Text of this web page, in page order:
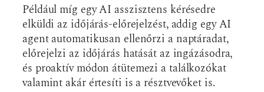
Például míg egy AI asszisztens kérésedre
elküldi az időjárás-előrejelzést, addig egy AI
agent automatikusan ellenőrzi a naptáradat,
előrejelzi az időjárás hatását az ingázásodra,
és proaktív módon átütemezi a találkozókat
valamint akár értesíti is a résztvevőket is.